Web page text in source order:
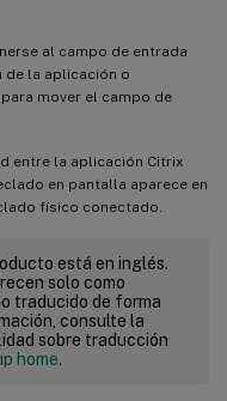
al campo de entrada
de la aplicación o
mover el campo de
entre la aplicación Citrix
en pantalla aparece en
físico conectado.
está en inglés.
solo como
traducido de forma
consulte la
sobre traducción
home.